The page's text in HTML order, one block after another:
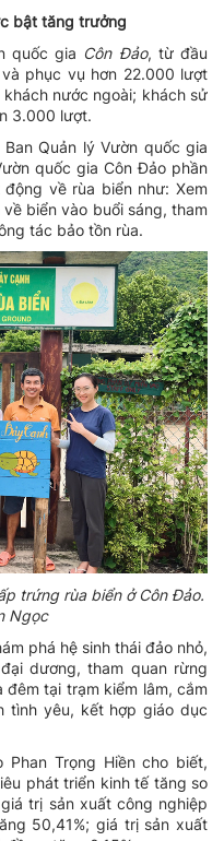
bật tăng trưởng
quốc gia Côn Đảo, từ đầu
phục vụ hơn 22.000 lượt
nước ngoài; khách sử
3.000 lượt.
Quản lý Vườn quốc gia
quốc gia Côn Đảo phần
về rùa biển như: Xem
biển vào buổi sáng, tham
tác bảo tồn rùa.
trứng rùa biển ở Côn Đảo.
Ngọc
phá hệ sinh thái đảo nhỏ,
dương, tham quan rừng
tại trạm kiểm lâm, cắm
tình yêu, kết hợp giáo dục
Trọng Hiền cho biết,
phát triển kinh tế tăng so
trị sản xuất công nghiệp
50,41%; giá trị sản xuất